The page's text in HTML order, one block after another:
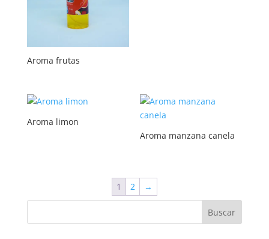
Aroma frutas
Aroma limon
Aroma manzana canela
1 2 →